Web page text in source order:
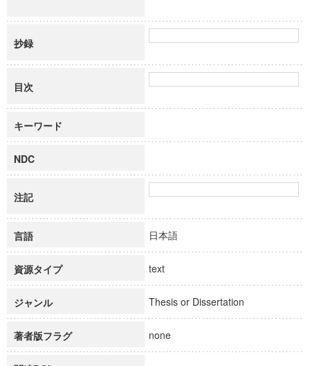
抄録
目次
キーワード
NDC
注記
言語 日本語
資源タイプ text
ジャンル Thesis or Dissertation
著者版フラグ none